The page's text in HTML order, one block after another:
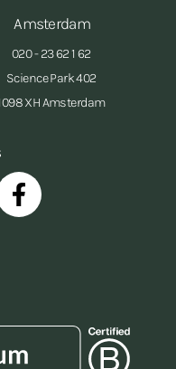
Amsterdam
020 - 23 62 1 62
Science Park 402
XH Amsterdam
Facebook